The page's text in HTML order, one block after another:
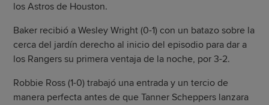
los Astros de Houston.
Baker recibió a Wesley Wright (0-1) con un batazo sobre la
cerca del jardín derecho al inicio del episodio para dar a
los Rangers su primera ventaja de la noche, por 3-2.
Robbie Ross (1-0) trabajó una entrada y un tercio de
manera perfecta antes de que Tanner Scheppers lanzara